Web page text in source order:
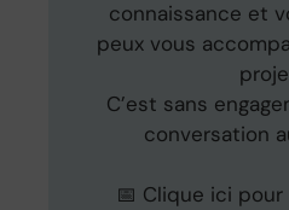
connaissance et
peux vous
C’est sans
conversation
📅 Clique ici